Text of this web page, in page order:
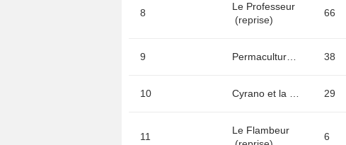
8
Le Professeur
(reprise)
66
9 Permaculture, la voie de l'autonomie 38
10 Cyrano et la petite valise 29
11
Le Flambeur
6